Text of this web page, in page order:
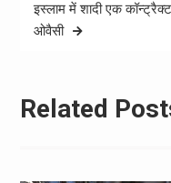
इस्लाम में शादी एक
ओवैसी
Related